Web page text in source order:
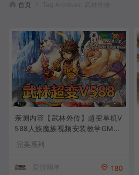
首页
亲测内容【武林外传】超变单机V
588人族魔族视频安装教学GM后
台EL编辑器虚拟机一键端
完美系列
爱游网单 180